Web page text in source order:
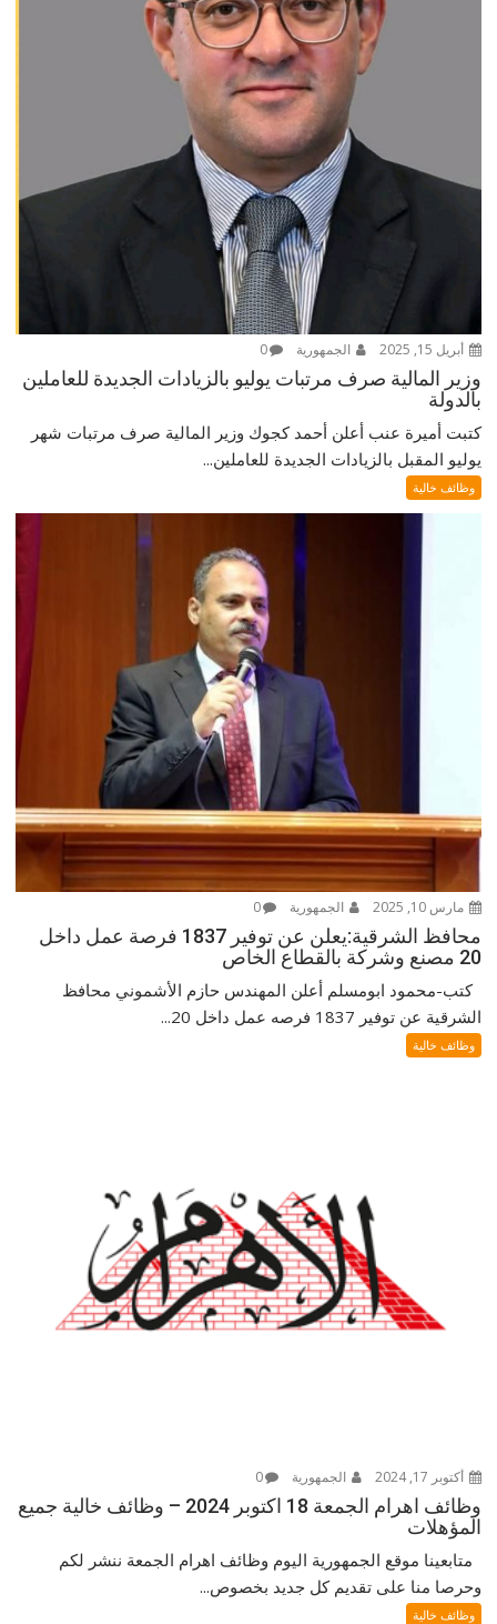
أبريل 15, 2025 الجمهورية 0
وزير المالية صرف مرتبات يوليو بالزيادات الجديدة للعاملين
بالدولة
كتبت أميرة عنب أعلن أحمد كجوك وزير المالية صرف مرتبات شهر
يوليو المقبل بالزيادات الجديدة للعاملين...
وظائف خالية
مارس 10, 2025 الجمهورية 0
محافظ الشرقية:يعلن عن توفير 1837 فرصة عمل داخل
20 مصنع وشركة بالقطاع الخاص
كتب-محمود ابومسلم أعلن المهندس حازم الأشموني محافظ
الشرقية عن توفير 1837 فرصه عمل داخل 20...
وظائف خالية
أكتوبر 17, 2024 الجمهورية 0
وظائف اهرام الجمعة 18 اكتوبر 2024 – وظائف خالية جميع
المؤهلات
متابعينا موقع الجمهورية اليوم وظائف اهرام الجمعة ننشر لكم
وحرصا منا على تقديم كل جديد بخصوص...
وظائف خالية